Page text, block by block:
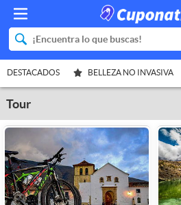
DESTACADOS BELLEZA NO INVASIVA
Tour